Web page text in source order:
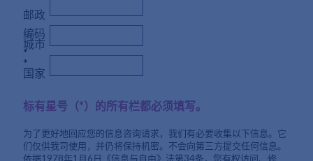
邮政
编码
*
城市
*
国家
标有星号（*）的所有栏都必须填写。
为了更好地回应您的信息咨询请求，我们有必要收集以下信息。它
们仅供我司使用，并仍将保持机密。不会向第三方提交任何信息。
依据1978年1月6日《信息与自由》法第34条，您有权访问、修